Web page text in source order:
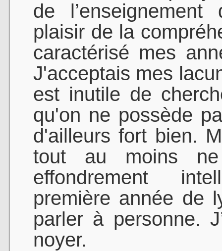
de
plaisir de la
caractérisé mes
J'acceptais mes
est inutile de
qu'on ne possède
d'ailleurs fort bien.
tout au moins ne
effondrement
première année de
parler à personne.
noyer.